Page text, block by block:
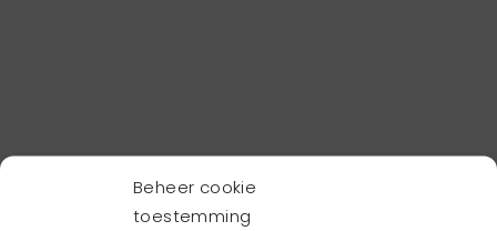
Beheer cookie
toestemming